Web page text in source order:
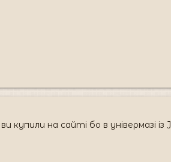
ви купили на сайті бо в універмазі